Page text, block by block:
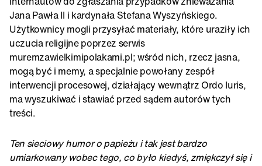
Jana Pawła II i kardynała Stefana Wyszyńskiego.
Użytkownicy mogli przysyłać materiały, które uraziły ich
uczucia religijne poprzez serwis
muremzawielkimipolakami.pl; wśród nich, rzecz jasna,
mogą być i memy, a specjalnie powołany zespół
interwencji procesowej, działający wewnątrz Ordo Iuris,
ma wyszukiwać i stawiać przed sądem autorów tych
treści.
Ten sieciowy humor o papieżu i tak jest bardzo
umiarkowany wobec tego, co było kiedyś, zmiękczył się i